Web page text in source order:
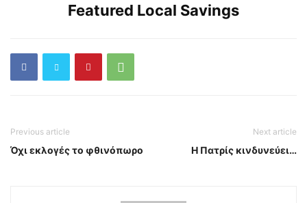
Featured Local Savings
Previous article
Όχι εκλογές το φθινόπωρο
Next article
Η Πατρίς κινδυνεύει…